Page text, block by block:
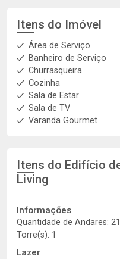
Itens do Imóvel
Área de Serviço
Banheiro de Serviço
Churrasqueira
Cozinha
Sala de Estar
Sala de TV
Varanda Gourmet
Itens do Edifício
Living
Informações
Quantidade de Andares: 21
Torre(s): 1
Lazer